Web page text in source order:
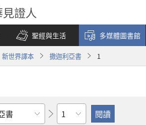
證人
聖經與生活 多媒體圖書館
新世界譯本 撒迦利亞書 1
章